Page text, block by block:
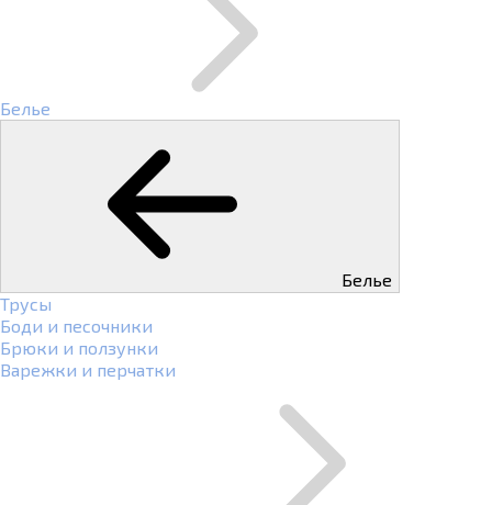
Белье
Белье
Трусы
Боди и песочники
Брюки и ползунки
Варежки и перчатки